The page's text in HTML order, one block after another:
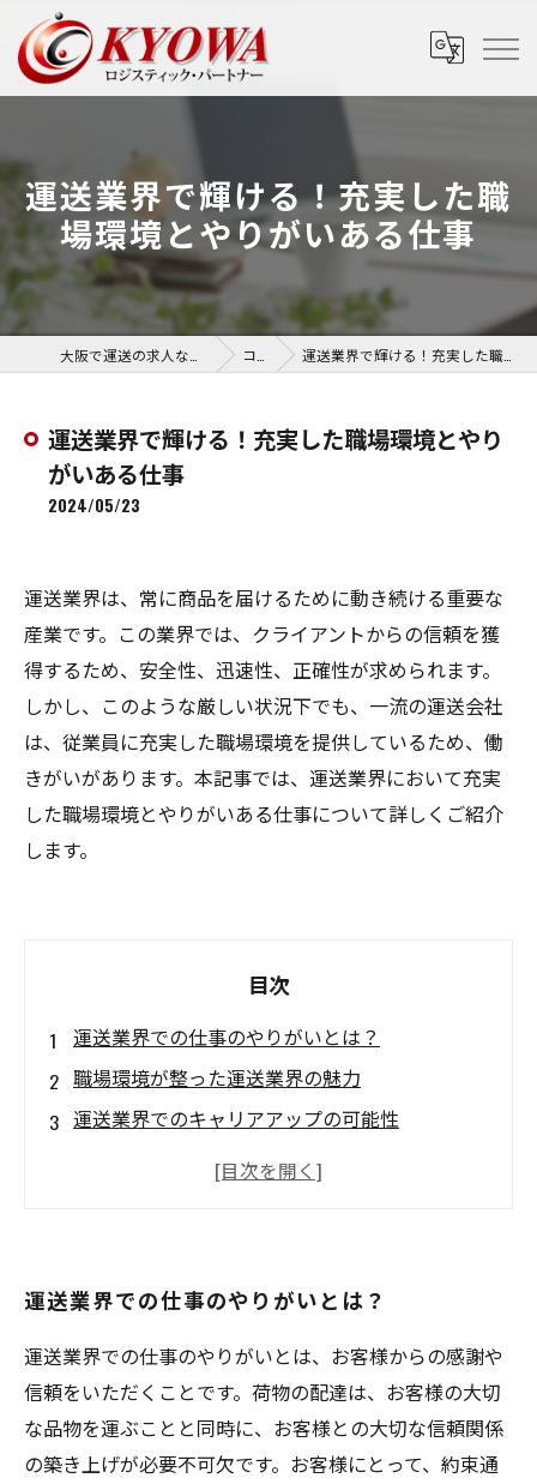
運送業界で輝ける！充実した職
場環境とやりがいある仕事
コラム 運送業界で輝ける！充実した職場環境とやりがいある仕事
運送業界で輝ける！充実した職場環境とやり
がいある仕事
2024/05/23
運送業界は、常に商品を届けるために動き続ける重要な
産業です。この業界では、クライアントからの信頼を獲
得するため、安全性、迅速性、正確性が求められます。
しかし、このような厳しい状況下でも、一流の運送会社
は、従業員に充実した職場環境を提供しているため、働
きがいがあります。本記事では、運送業界において充実
した職場環境とやりがいある仕事について詳しくご紹介
します。
目次
運送業界での仕事のやりがいとは？
職場環境が整った運送業界の魅力
運送業界でのキャリアアップの可能性
運送業界で働くために必要なスキルと資格
運送業界での仕事のやりがいとは？
運送業界での仕事のやりがいとは、お客様からの感謝や
信頼をいただくことです。荷物の配達は、お客様の大切
な品物を運ぶことと同時に、お客様との大切な信頼関係
の築き上げが必要不可欠です。お客様にとって、約束通